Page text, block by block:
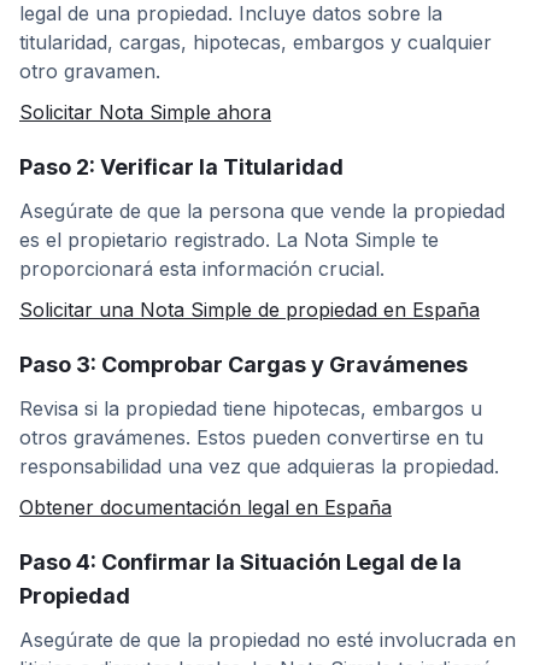
legal de una propiedad. Incluye datos sobre la
titularidad, cargas, hipotecas, embargos y cualquier
otro gravamen.
Solicitar Nota Simple ahora
Paso 2: Verificar la Titularidad
Asegúrate de que la persona que vende la propiedad
es el propietario registrado. La Nota Simple te
proporcionará esta información crucial.
Solicitar una Nota Simple de propiedad en España
Paso 3: Comprobar Cargas y Gravámenes
Revisa si la propiedad tiene hipotecas, embargos u
otros gravámenes. Estos pueden convertirse en tu
responsabilidad una vez que adquieras la propiedad.
Obtener documentación legal en España
Paso 4: Confirmar la Situación Legal de la
Propiedad
Asegúrate de que la propiedad no esté involucrada en